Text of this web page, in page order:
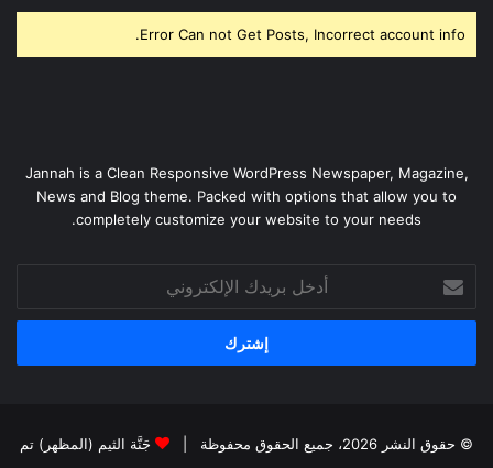
Error Can not Get Posts, Incorrect account info.
Jannah is a Clean Responsive WordPress Newspaper, Magazine,
News and Blog theme. Packed with options that allow you to
completely customize your website to your needs.
بريدك
الإلكتروني
© حقوق النشر 2026، جميع الحقوق محفوظة |
جَنَّة الثيم (المظهر) تم